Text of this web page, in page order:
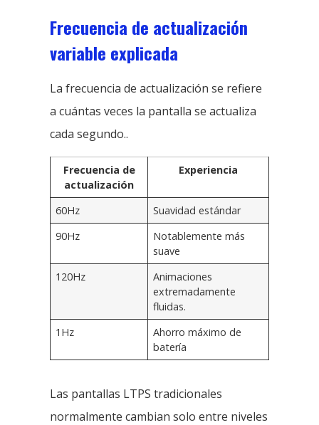
Frecuencia de actualización
variable explicada
La frecuencia de actualización se refiere
a cuántas veces la pantalla se actualiza
cada segundo..
Frecuencia de
actualización
Experiencia
60Hz
Suavidad estándar
90Hz
Notablemente más
suave
120Hz
Animaciones
extremadamente
fluidas.
1Hz
Ahorro máximo de
batería
Las pantallas LTPS tradicionales
normalmente cambian solo entre niveles